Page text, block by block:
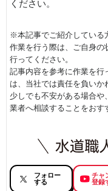
ください。
※本記事でご紹介している
作業を行う際は、ご自身の
行ってください。
記事内容を参考に作業を行
は、当社では責任を負いか
少しでも不安がある場合
業者へ相談することをおす
フォロー
する
チャ
登録